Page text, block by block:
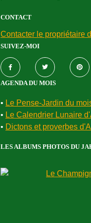
CONTACT
Contacter le propriétaire
SUIVEZ-MOI
AGENDA DU MOIS
• Le Pense-Jardin du
• Le Calendrier Lunaire
• Dictons et proverbes
LES ALBUMS PHOTOS DU